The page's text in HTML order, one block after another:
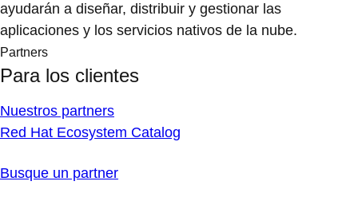
ayudarán a diseñar, distribuir y gestionar las
aplicaciones y los servicios nativos de la nube.
Partners
Para los clientes
Nuestros partners
Red Hat Ecosystem Catalog
Busque un partner